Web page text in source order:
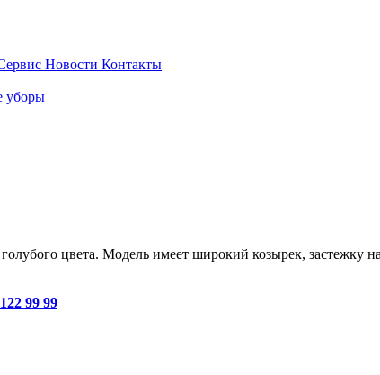
Новости Контакты
уборы
цвета. Модель имеет широкий козырек, застежку
99 99